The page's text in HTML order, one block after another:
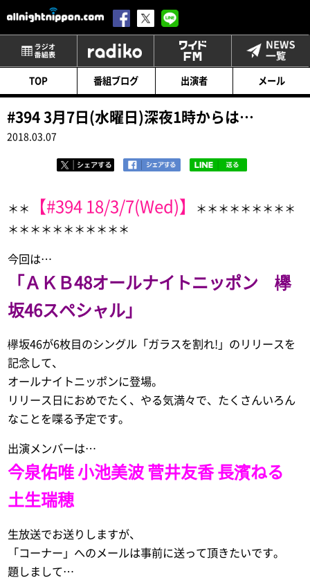
radiko ワイドFM
TOP 番組ブログ 出演者 メール
#394 3月7日(水曜日)深夜1時からは…
2018.03.07
＊＊ 【#394 18/3/7(Wed)】
＊＊＊＊＊＊＊＊＊
＊＊＊＊＊＊＊＊＊＊＊
今回は…
「ＡＫＢ48オールナイトニッポン 欅
坂46スペシャル」
欅坂46が6枚目のシングル「ガラスを割れ!」のリリースを
記念して、
オールナイトニッポンに登場。
リリース日におめでたく、やる気満々で、たくさんいろん
なことを喋る予定です。
出演メンバーは…
今泉佑唯 小池美波 菅井友香 長濱ねる
土生瑞穂
生放送でお送りしますが、
「コーナー」へのメールは事前に送って頂きたいです。
題しまして…